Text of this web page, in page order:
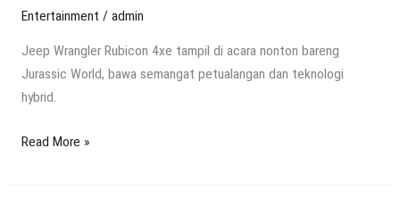
Entertainment / admin
Jeep Wrangler Rubicon 4xe tampil di acara nonton bareng
Jurassic World, bawa semangat petualangan dan teknologi
hybrid.
Read More »